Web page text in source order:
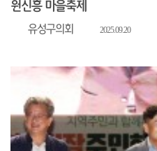
원신흥 마을축제
유성구의회 2025.09.20